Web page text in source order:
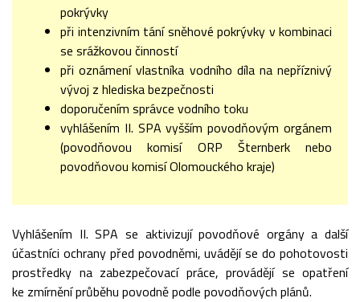
pokrývky
při intenzivním tání sněhové pokrývky v kombinaci
se srážkovou činností
při oznámení vlastníka vodního díla na nepříznivý
vývoj z hlediska bezpečnosti
doporučením správce vodního toku
vyhlášením II. SPA vyšším povodňovým orgánem
(povodňovou komisí ORP Šternberk nebo
povodňovou komisí Olomouckého kraje)
Vyhlášením II. SPA se aktivizují povodňové orgány a další
účastníci ochrany před povodněmi, uvádějí se do pohotovosti
prostředky na zabezpečovací práce, provádějí se opatření
ke zmírnění průběhu povodně podle povodňových plánů.